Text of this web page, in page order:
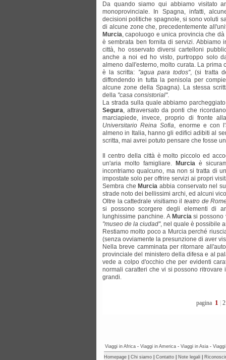
Da quando siamo qui abbiamo visitato
monoprovinciale. In Spagna, infatti,
decisioni politiche spagnole, si sono voluti
di alcune zone che, precedentemente
Murcia, capoluogo e unica provincia che
è sembrata ben fornita di servizi. Abbiamo
città, ho osservato diversi cartelloni
anche a noi ed ho visto, purtroppo solo
almeno dall'esterno, molto curata. La prima
è la scritta: ''agua para todos'', (si tratta
diffondendo in tutta la penisola per
alcune zone della Spagna). La stessa
della ''casa consistorial''.
La strada sulla quale abbiamo
Segura, attraversato da ponti che
marciapiede, invece, proprio di fronte
Universitario Reina Sofia, enorme e con
almeno in Italia, hanno gli edifici adibiti al
scritta, mai avrei potuto pensare che fosse
Il centro della città è molto piccolo ed
un'aria molto famigliare.
Murciaè
incontriamo qualcuno, ma non si tratta di
impostate solo per offrire servizi ai propri
Sembra che Murcia abbia conservato nel
strade noto dei bellissimi archi, ed alcuni
Oltre la cattedrale visitiamo il teatro de
si possono scorgere degli elementi di
lunghissime panchine. A Murciasi possono
''museo de la ciudad'', nel quale è possibile
Restiamo molto poco a Murcia perché
(senza ovviamente la presunzione di aver
Nella breve camminata per ritornare
provinciale del ministero della difesa e al
vede a colpo d'occhio che per evidenti
normali caratteri che vi si possono
grandi.
pagina 1 2
Viaggi in Africa - Viaggi in America - Viaggi in Asia -
Homepage Chi siamo Contatto Note legali